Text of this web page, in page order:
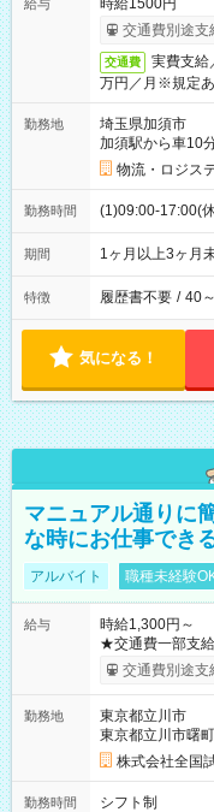
給与
時給1500円
交通費別途支
交通費
実費支給
万円／月※規定あ
勤務地
埼玉県加須市
加須駅から車10
物流・ロジス
勤務時間 (1)09:00-17:00(
期間 1ヶ月以上3ヶ月
特徴 履歴書不要 / 40
気になる！
マニュアル通りに
な時にお仕事でき
アルバイト 職種未経験
給与
時給1,300円～
★交通費一部支給 時給1,300円～ ※試験・役割により手当あり
※勤務回数によ
り！】 希望され
例】 ・河合塾模
×8時間＝日収
円の場合あり ・
円（役割手当＋100
間】試用期間なし
交通費別途支
勤務地
東京都立川市
東京都立川市曙
株式会社全国
勤務時間
シフト制